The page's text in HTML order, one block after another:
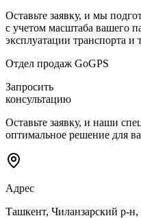
Оставьте заявку, и мы
с учетом масштаба вашего
эксплуатации транспорта и
Отдел продаж GoGPS
Запросить
консультацию
Оставьте заявку, и наши
оптимальное решение для
Адрес
Ташкент, Чиланзарский р-н,